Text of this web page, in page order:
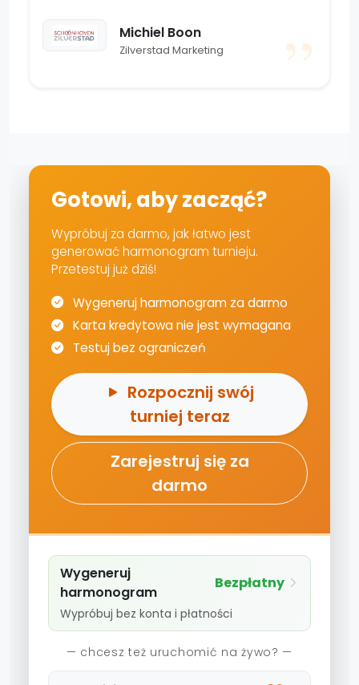
Michiel Boon
Zilverstad Marketing
Gotowi, aby zacząć?
Wypróbuj za darmo, jak łatwo jest
generować harmonogram turnieju.
Przetestuj już dziś!
Wygeneruj harmonogram za darmo
Karta kredytowa nie jest wymagana
Testuj bez ograniczeń
Rozpocznij swój
turniej teraz
Zarejestruj się za
darmo
Wygeneruj
harmonogram
Bezpłatny
Wypróbuj bez konta i płatności
— chcesz też uruchomić na żywo? —